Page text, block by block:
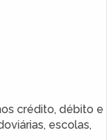
crédito, débito e
escolas,